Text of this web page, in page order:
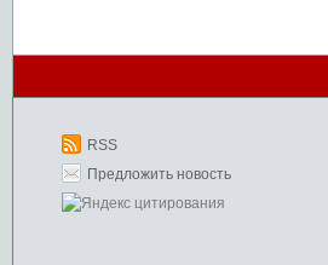
RSS
Предложить новость